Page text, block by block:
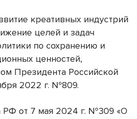
креативных индустрий
целей и задач
по сохранению и
ценностей,
Президента Российской
2022 г. №809.
РФ от 7 мая 2024 г. №309 «О